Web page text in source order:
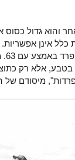
והוא גדול כסוס
כלל אינן
בטבע, אלא רק
מיסודם